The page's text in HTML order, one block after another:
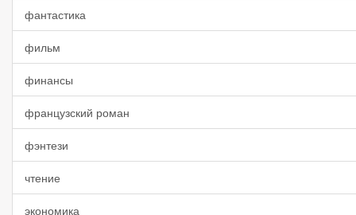
фантастика
фильм
финансы
французский роман
фэнтези
чтение
экономика